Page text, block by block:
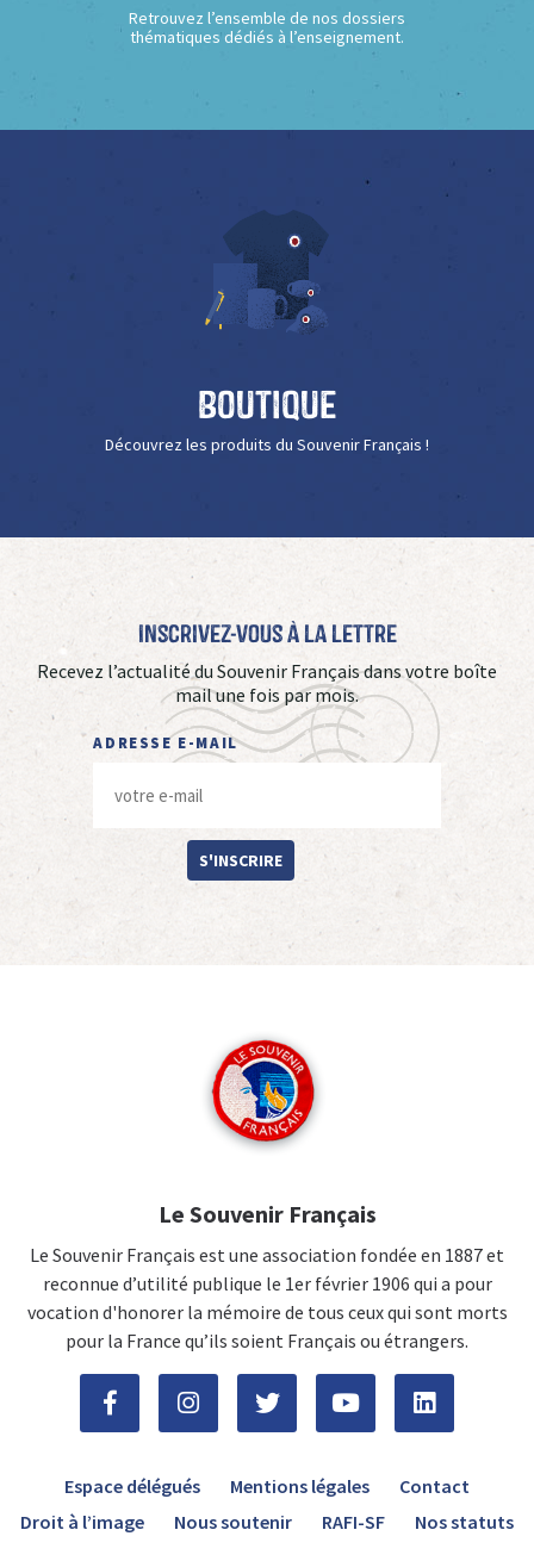
Retrouvez l’ensemble de nos dossiers
thématiques dédiés à l’enseignement.
Boutique
Découvrez les produits du Souvenir Français !
Inscrivez-vous à La Lettre
Recevez l’actualité du Souvenir Français dans votre boîte
mail une fois par mois.
ADRESSE E-MAIL
S'INSCRIRE
Le Souvenir Français
Le Souvenir Français est une association fondée en 1887 et
reconnue d’utilité publique le 1er février 1906 qui a pour
vocation d'honorer la mémoire de tous ceux qui sont morts
pour la France qu’ils soient Français ou étrangers.
Espace délégués Mentions légales
Contact
Droit à l’image
Nous soutenir RAFI-SF Nos statuts